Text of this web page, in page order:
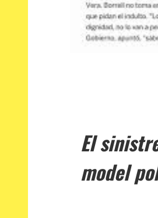
El
model